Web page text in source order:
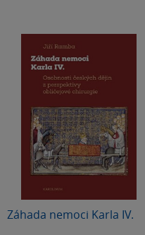
Záhada nemoci Karla IV.